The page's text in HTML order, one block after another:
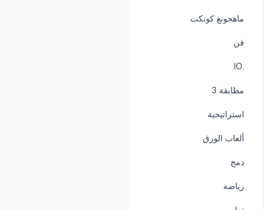
ماهجونغ كونكت
فن
.IO
مطابقة 3
استراتيجية
ألعاب الورق
دمج
رياضة